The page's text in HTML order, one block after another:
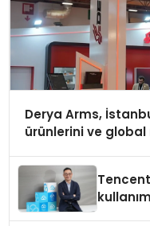
Derya Arms,
ürünlerini ve